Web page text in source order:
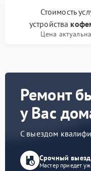
Стоимость
устройства
Цена
Ремонт
у Вас
С выездом
Срочный выезд
Мастер приедет